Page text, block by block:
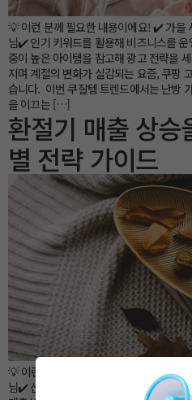
💡 이런 분께 필요한 내용이에요! ✔️ 가을
님✔️ 인기 키워드를 활용해 비즈니스를
중이 높은 아이템을 참고해 광고 전략을
지며 계절의 변화가 실감되는 요즘, 쿠팡
습니다. 이번 쿠잘템 트렌드에서는 난방
을 이끄는 […]
환절기 매출 상승
별 전략 가이드
💡 이런 분께 필요한 내용이에요! ✔️ 시즈
님✔️ 신규 고객 유입을 늘리고 싶은 판매